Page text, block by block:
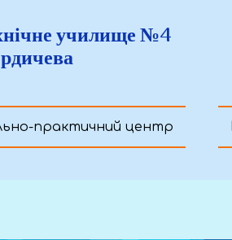
училище №4
практичний центр
училище №4